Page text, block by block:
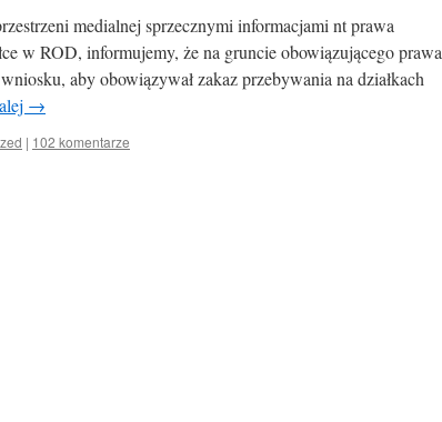
medialnej sprzecznymi informacjami nt prawa
w ROD, informujemy, że na gruncie obowiązującego prawa
aby obowiązywał zakaz przebywania na działkach
→
| 102 komentarze